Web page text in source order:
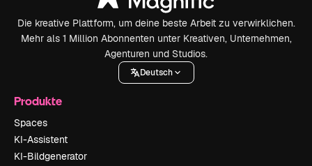
Die kreative Plattform, um deine beste Arbeit zu verwirklichen.
Mehr als 1 Million Abonnenten unter Kreativen, Unternehmen,
Agenturen und Studios.
Deutsch
Produkte
Spaces
KI-Assistent
KI-Bildgenerator